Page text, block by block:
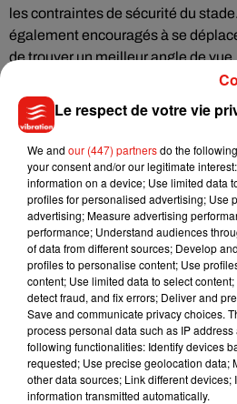
les contraintes de sécurité du
également encouragés à se
de trouver un meilleur angle de vue.
nouvel albumKiss All the Time.
prévoit 67 concerts répartis dans
monde.
Parmi les rendez-vous les plus
12 dates au Wembley Stadium
concerts au Madison Square
en France.
Reste désormais à savoir si les
seront visibles dès les prochains
Amsterdam. Malgré les critiques,
une très forte demande et confirme
l’ancien membre de One Direction.
Le respect de votre vie
We and our (447) partnersdo the
your consent and/or our legitimate
information on a device; Use limited data
profiles for personalised advertising; Use
advertising; Measure advertising
performance; Understand audiences
of data from different sources; Develop
profiles to personalise content; Use
content; Use limited data to select
detect fraud, and fix errors; Deliver and
Save and communicate privacy choices.
process personal data such as IP
following functionalities: Identify devices
requested; Use precise geolocation data;
other data sources; Link different devices;
information transmitted automatically.